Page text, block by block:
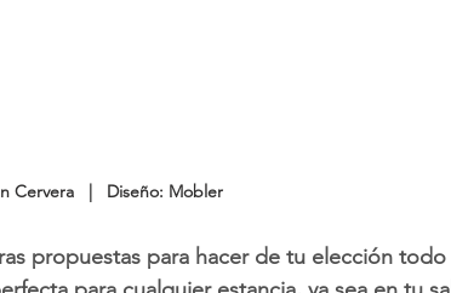
Cervera   |   Diseño: Mobler
propuestas para hacer de tu elección todo